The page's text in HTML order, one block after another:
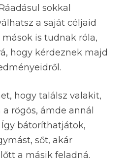
sokkal
a saját céljaid
is tudnak róla,
hogy kérdeznek majd
hogy találsz valakit,
rögös, ámde annál
bátoríthatjátok,
sőt, akár
a másik feladná.